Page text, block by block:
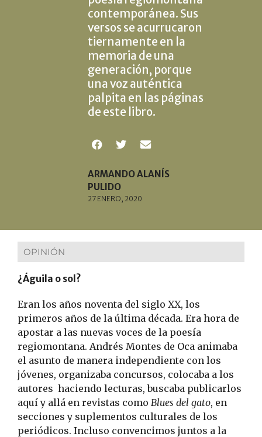
contemporánea. Sus
versos se acurrucaron
tiernamente en la
memoria de una
generación, porque
una voz auténtica
palpita en las páginas
de este libro.
ARMANDO ALANÍS
PULIDO
27 ENERO, 2020
OPINIÓN
¿Águila o sol?
Eran los años noventa del siglo XX, los
primeros años de la última década. Era hora de
apostar a las nuevas voces de la poesía
regiomontana. Andrés Montes de Oca animaba
el asunto de manera independiente con los
jóvenes, organizaba concursos, colocaba a los
autores haciendo lecturas, buscaba publicarlos
aquí y allá en revistas como Blues del gato, en
secciones y suplementos culturales de los
periódicos. Incluso convencimos juntos a la